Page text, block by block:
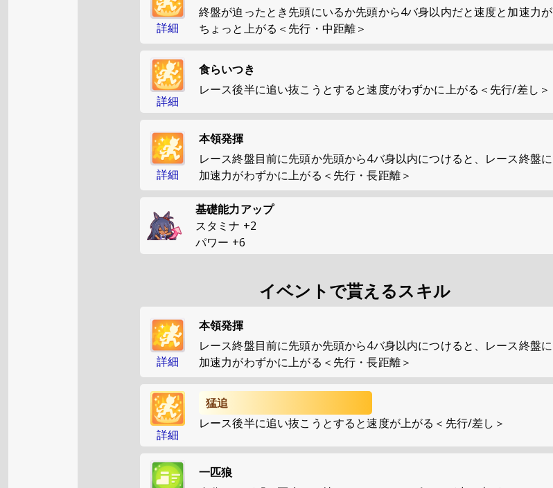
詳細
終盤が迫ったとき先頭にいるか先頭から4バ身以内だと速度と加速力が
ちょっと上がる＜先行・中距離＞
詳細
食らいつき
レース後半に追い抜こうとすると速度がわずかに上がる＜先行/差し＞
詳細
本領発揮
レース終盤目前に先頭か先頭から4バ身以内につけると、レース終盤に
加速力がわずかに上がる＜先行・長距離＞
基礎能力アップ
スタミナ +2
パワー +6
イベントで貰えるスキル
詳細
本領発揮
レース終盤目前に先頭か先頭から4バ身以内につけると、レース終盤に
加速力がわずかに上がる＜先行・長距離＞
詳細
猛追
レース後半に追い抜こうとすると速度が上がる＜先行/差し＞
一匹狼